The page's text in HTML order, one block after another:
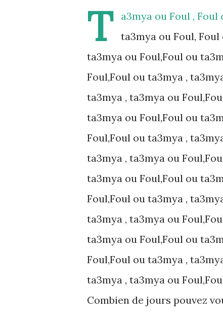
T
a3mya ou Foul ,
ta3mya ou Foul,
ta3mya ou Foul,Foul ou
Foul,Foul ou ta3mya ,
ta3mya , ta3mya ou
ta3mya ou Foul,Foul ou
Foul,Foul ou ta3mya ,
ta3mya , ta3mya ou
ta3mya ou Foul,Foul ou
Foul,Foul ou ta3mya ,
ta3mya , ta3mya ou
ta3mya ou Foul,Foul ou
Foul,Foul ou ta3mya ,
ta3mya , ta3mya ou
Combien de jours pouvez